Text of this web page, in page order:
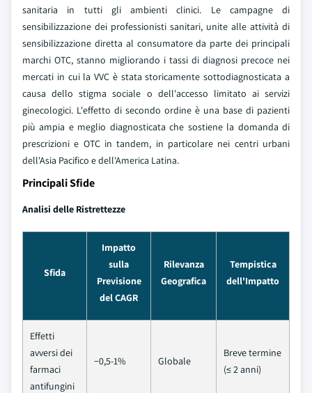
sanitaria in tutti gli ambienti clinici. Le campagne di
sensibilizzazione dei professionisti sanitari, unite alle attività di
sensibilizzazione diretta al consumatore da parte dei principali
marchi OTC, stanno migliorando i tassi di diagnosi precoce nei
mercati in cui la VVC è stata storicamente sottodiagnosticata a
causa dello stigma sociale o dell'accesso limitato ai servizi
ginecologici. L'effetto di secondo ordine è una base di pazienti
più ampia e meglio diagnosticata che sostiene la domanda di
prescrizioni e OTC in tandem, in particolare nei centri urbani
dell'Asia Pacifico e dell'America Latina.
Principali Sfide
Analisi delle Ristrettezze
Sfida
Impatto
sulla
Previsione
del CAGR
Rilevanza
Geografica
Tempistica
dell'Impatto
Effetti
avversi dei
farmaci
antifungini
−0,5-1% Globale
Breve termine
(≤ 2 anni)